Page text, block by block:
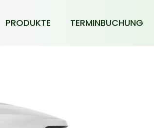
PRODUKTE TERMINBUCHUNG